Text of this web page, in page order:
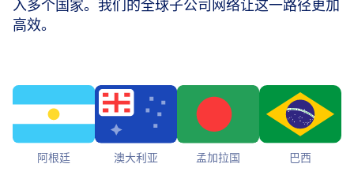
入多个国家。我们的全球子公司网络让这一路径更加
高效。
阿根廷 澳大利亚 孟加拉国 巴西